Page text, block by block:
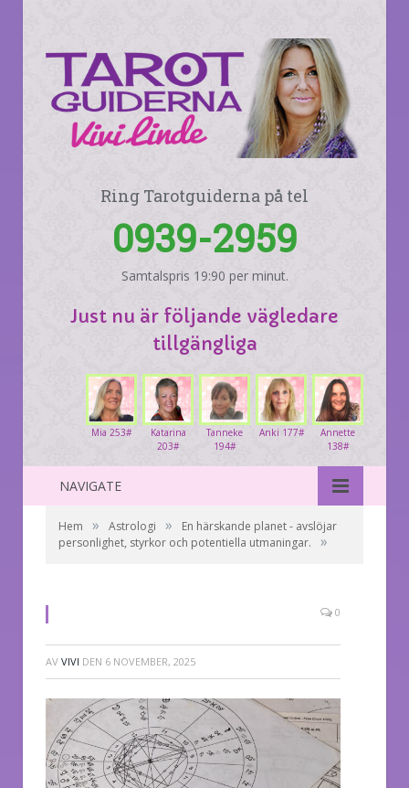
Ring Tarotguiderna på tel
0939-2959
Samtalspris 19:90 per minut.
Just nu är följande vägledare
tillgängliga
Annette
138#
Anki 177#
Tanneke
194#
Katarina
203#
Mia 253#
NAVIGATE
Hem » Astrologi »
En härskande planet - avslöjar
personlighet, styrkor och potentiella utmaningar.
»
0
AV VIVI DEN 6 NOVEMBER, 2025